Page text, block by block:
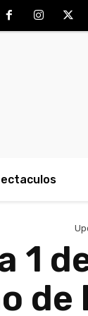
1
de